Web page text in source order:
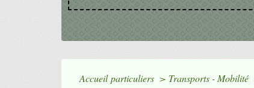
Accueil particuliers > Transports - Mobilité